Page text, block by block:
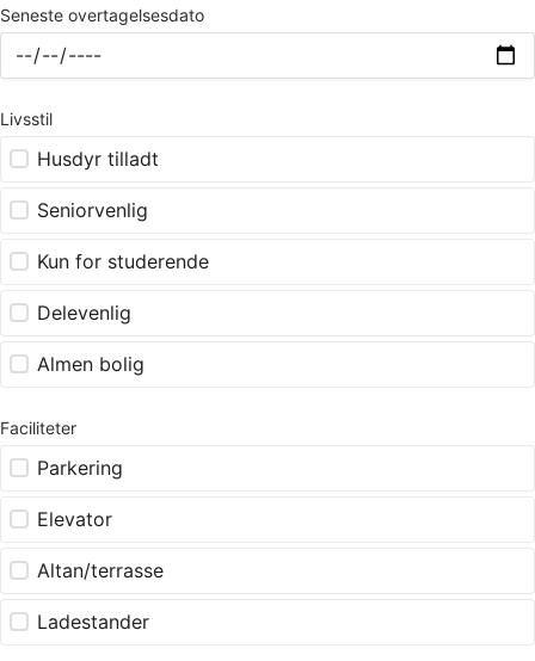
Seneste overtagelsesdato
Livsstil
Husdyr tilladt
Seniorvenlig
Kun for studerende
Delevenlig
Almen bolig
Faciliteter
Parkering
Elevator
Altan/terrasse
Ladestander